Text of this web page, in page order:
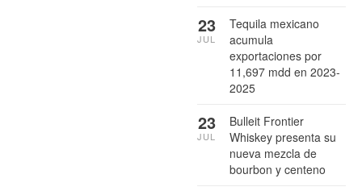
Tequila mexicano
acumula
exportaciones por
11,697 mdd en 2023-
2025
23
JUL
Bulleit Frontier
Whiskey presenta su
nueva mezcla de
bourbon y centeno
23
JUL